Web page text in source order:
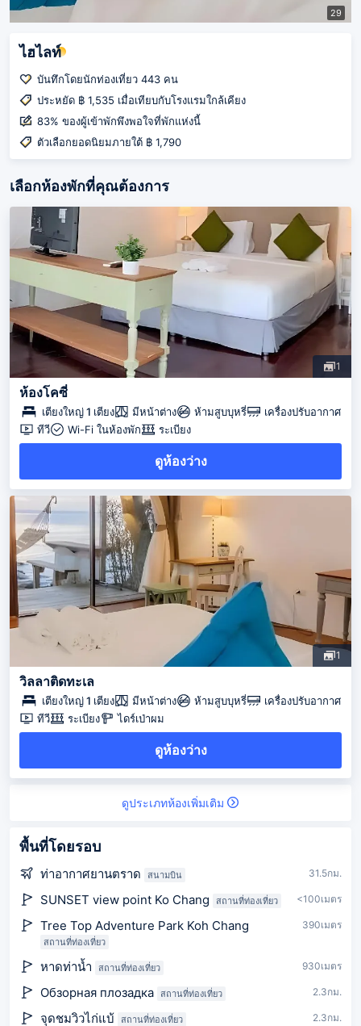
29
ไฮไลท์
บันทึกโดยนักท่องเที่ยว 443 คน
ประหยัด ฿ 1,535 เมื่อเทียบกับโรงแรมใกล้เคียง
83% ของผู้เข้าพักพึงพอใจที่พักแห่งนี้
ตัวเลือกยอดนิยมภายใต้ ฿ 1,790
เลือกห้องพักที่คุณต้องการ
1
ห้องโคซี่
เตียงใหญ่ 1 เตียง มีหน้าต่าง ห้ามสูบบุหรี่
เครื่องปรับอากาศ
ทีวี
Wi-Fi ในห้องพัก ระเบียง
ดูห้องว่าง
1
วิลลาติดทะเล
เตียงใหญ่ 1 เตียง มีหน้าต่าง ห้ามสูบบุหรี่
เครื่องปรับอากาศ
ทีวี
ระเบียง ไดร์เป่าผม
ดูห้องว่าง
ดูประเภทห้องเพิ่มเติม
พื้นที่โดยรอบ
ท่าอากาศยานตราด สนามบิน 31.5กม.
SUNSET view point Ko Chang สถานที่ท่องเที่ยว <100เมตร
Tree Top Adventure Park Koh Chang
สถานที่ท่องเที่ยว
390เมตร
หาดท่าน้ำ สถานที่ท่องเที่ยว 930เมตร
Обзорная плозадка สถานที่ท่องเที่ยว 2.3กม.
จุดชมวิวไก่แบ้ สถานที่ท่องเที่ยว 2.3กม.